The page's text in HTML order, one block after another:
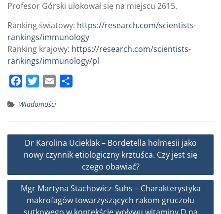
Profesor Górski ulokował się na miejscu 2615.
Ranking światowy: https://research.com/scientists-
rankings/immunology
Ranking krajowy: https://research.com/scientists-
rankings/immunology/pl
c
e
b
o
o
i
t
t
e
r
i
l
r
e
Wiadomości
Nawigacja
wpisu
Dr Karolina Ucieklak – Bordetella holmesii jako
nowy czynnik etiologiczny krztuśca. Czy jest się
czego obawiać?
Mgr Martyna Stachowicz-Suhs – Charakterystyka
makrofagów towarzyszących rakom gruczołu